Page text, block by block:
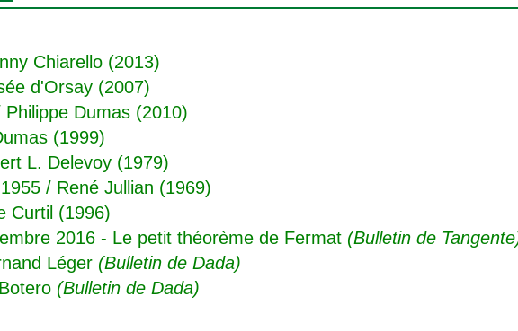
Chiarello (2013)
d'Orsay (2007)
Philippe Dumas (2010)
(1999)
L. Delevoy (1979)
/ René Jullian (1969)
Curtil (1996)
2016 - Le petit théorème de Fermat (Bulletin de
Léger (Bulletin de Dada)
(Bulletin de Dada)